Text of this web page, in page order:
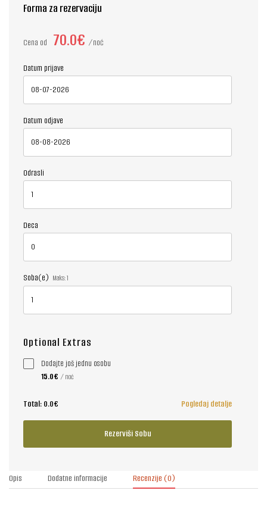
Opis Dodatne informacije Recenzije (0)
Forma za rezervaciju
Cena od 70.0€ noć
Datum prijave
Datum odjave
Odrasli
Deca
Soba(e) Maks:1
Optional Extras
Dodajte još jednu osobu
15.0€ / noć
Total: 0.0€ Pogledaj detalje
Rezerviši Sobu